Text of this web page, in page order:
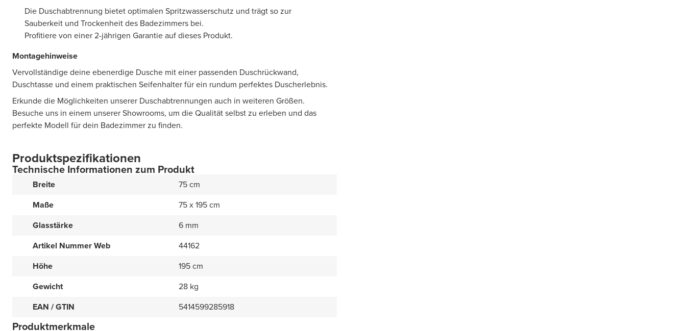
Die Duschabtrennung bietet optimalen Spritzwasserschutz und trägt so zur
Sauberkeit und Trockenheit des Badezimmers bei.
Profitiere von einer 2-jährigen Garantie auf dieses Produkt.
Montagehinweise
Vervollständige deine ebenerdige Dusche mit einer passenden Duschrückwand,
Duschtasse und einem praktischen Seifenhalter für ein rundum perfektes Duscherlebnis.
Erkunde die Möglichkeiten unserer Duschabtrennungen auch in weiteren Größen.
Besuche uns in einem unserer Showrooms, um die Qualität selbst zu erleben und das
perfekte Modell für dein Badezimmer zu finden.
Produktspezifikationen
Technische Informationen zum Produkt
Breite
75 cm
Maße
75 x 195 cm
Glasstärke
6 mm
Artikel Nummer Web
44162
Höhe
195 cm
Gewicht
28 kg
EAN / GTIN
5414599285918
Produktmerkmale